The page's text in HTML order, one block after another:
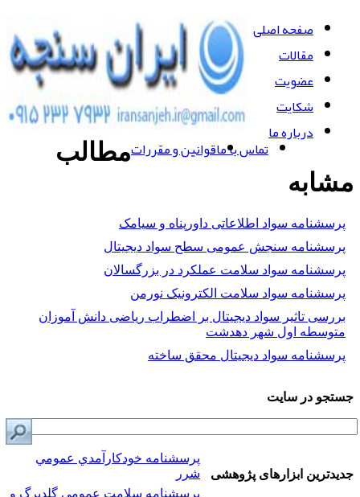
صفحه اصلی
مقالات
عضویت
شکایت
درباره ما
تماس با ماقوانین و مقرراتمطالب
مشابه
پرسشنامه سواد اطلاعاتی داورپناه و سیامک
پرسشنامه سنجش عمومی سطح سواد دیجیتال
پرسشنامه سواد سلامت عملکرد در بزرگسالان
پرسشنامه سواد سلامت الکترونیک نورمن
بررسی تاثیر سواد دیجیتال بر اضطراب ریاضی دانش آموزان
متوسطه اول شهر دهدشت
پرسشنامه سواد دیجیتال محقق ساخته
جستجو در سایت
جدیدترین ابزارهای پژوهشی
پرسشنامه خودكارآمدي عمومي
شرر
پرسشنامه سلامت عمومي گلدبرگ و